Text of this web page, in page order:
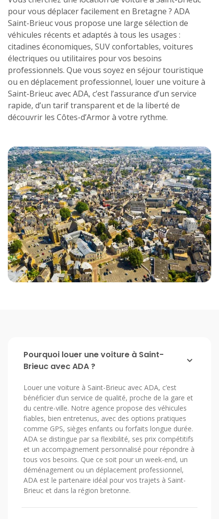
7 8 9 10
14
21 22 23 24
28 29 30
pour vous déplacer facilement en Bretagne ? ADA
Saint-Brieuc vous propose une large sélection de
véhicules récents et adaptés à tous les usages :
citadines économiques, SUV confortables, voitures
électriques ou utilitaires pour vos besoins
professionnels. Que vous soyez en séjour touristique
ou en déplacement professionnel, louer une voiture à
Saint-Brieuc avec ADA, c’est l’assurance d’un service
rapide, d’un tarif transparent et de la liberté de
découvrir les Côtes-d’Armor à votre rythme.
Pourquoi louer une voiture à Saint-
Brieuc avec ADA ?
Louer une voiture à Saint-Brieuc avec ADA, c’est
bénéficier d’un service de qualité, proche de la gare et
du centre-ville. Notre agence propose des véhicules
fiables, bien entretenus, avec des options pratiques
comme GPS, sièges enfants ou forfaits longue durée.
ADA se distingue par sa flexibilité, ses prix compétitifs
et un accompagnement personnalisé pour répondre à
tous vos besoins. Que ce soit pour un week-end, un
déménagement ou un déplacement professionnel,
ADA est le partenaire idéal pour vos trajets à Saint-
Brieuc et dans la région bretonne.